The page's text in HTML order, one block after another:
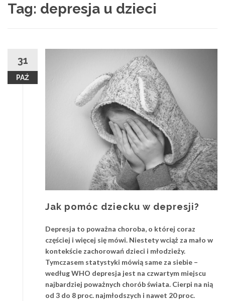
Tag: depresja u dzieci
31
PAŹ
Jak pomóc dziecku w depresji?
Depresja to poważna choroba, o której coraz
częściej i więcej się mówi. Niestety wciąż za mało w
kontekście zachorowań dzieci i młodzieży.
Tymczasem statystyki mówią same za siebie –
według WHO depresja jest na czwartym miejscu
najbardziej poważnych chorób świata. Cierpi na nią
od 3 do 8 proc. najmłodszych i nawet 20 proc.